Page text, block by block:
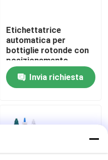
Etichettatrice
automatica per
bottiglie rotonde con
posizionamento
tramite telecamera
visiva Invia richiesta